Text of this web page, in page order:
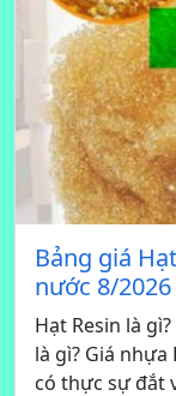
Bảng giá
nước 8/2026
Hạt Resin là
là gì? Giá
có thực sự đắt